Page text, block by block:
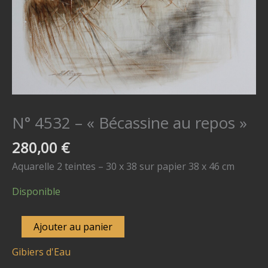
N° 4532 – « Bécassine au repos »
280,00 €
Aquarelle 2 teintes – 30 x 38 sur papier 38 x 46 cm
Disponible
quantité
de
N°
Ajouter au panier
Gibiers d'Eau